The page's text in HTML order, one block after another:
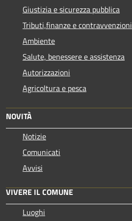
Giustizia e sicurezza pubblica
Tributi,finanze e contravvenzioni
Ambiente
Salute, benessere e assistenza
Autorizzazioni
Agricoltura e pesca
NOVITÀ
Notizie
Comunicati
Avvisi
VIVERE IL COMUNE
Luoghi